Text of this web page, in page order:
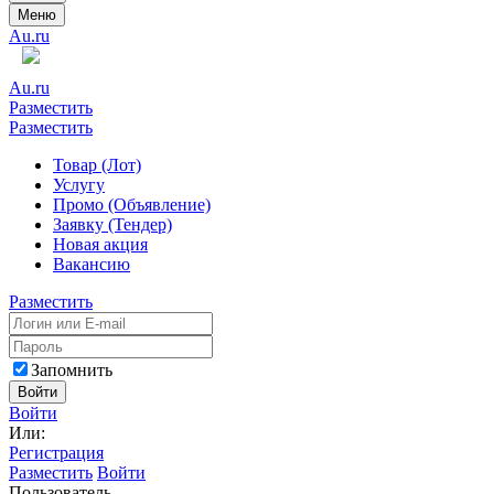
Меню
Au.ru
Au.ru
Разместить
Разместить
Товар (Лот)
Услугу
Промо (Объявление)
Заявку (Тендер)
Новая акция
Вакансию
Разместить
Запомнить
Войти
Войти
Или:
Регистрация
Разместить Войти